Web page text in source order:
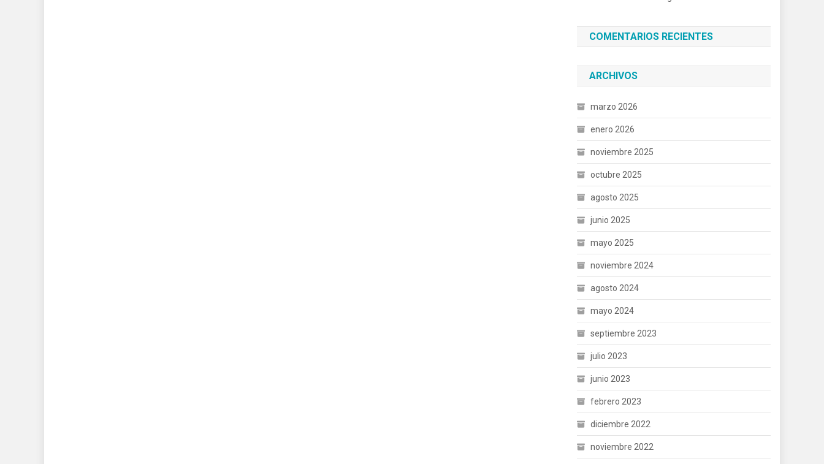
COMENTARIOS RECIENTES
ARCHIVOS
marzo 2026
enero 2026
noviembre 2025
octubre 2025
agosto 2025
junio 2025
mayo 2025
noviembre 2024
agosto 2024
mayo 2024
septiembre 2023
julio 2023
junio 2023
febrero 2023
diciembre 2022
noviembre 2022